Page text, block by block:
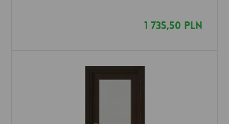
1 735,50 PLN